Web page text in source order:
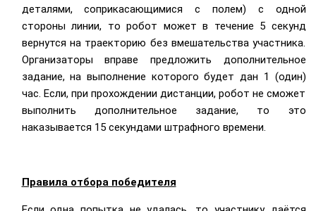
деталями, соприкасающимися с полем) с одной
стороны линии, то робот может в течение 5 секунд
вернутся на траекторию без вмешательства участника.
Организаторы вправе предложить дополнительное
задание, на выполнение которого будет дан 1 (один)
час. Если, при прохождении дистанции, робот не сможет
выполнить дополнительное задание, то это
наказывается 15 секундами штрафного времени.
Правила отбора победителя